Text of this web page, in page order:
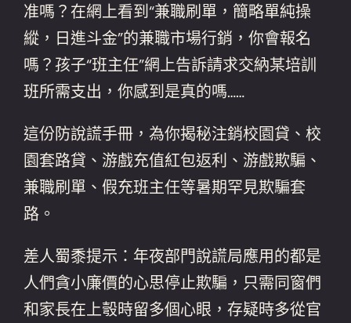
准嗎？在網上看到“兼職刷單，簡略單純操
縱，日進斗金”的兼職市場行銷，你會報名
嗎？孩子“班主任”網上告訴請求交納某培訓
班所需支出，你感到是真的嗎……
這份防說謊手冊，為你揭秘注銷校園貸、校
園套路貸、游戲充值紅包返利、游戲欺騙、
兼職刷單、假充班主任等暑期罕見欺騙套
路。
差人蜀黍提示：年夜部門說謊局應用的都是
人們貪小廉價的心思停止欺騙，只需同窗們
和家長在上彀時留多個心眼，存疑時多從官